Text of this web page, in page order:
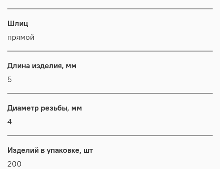
Шлиц
прямой
Длина изделия, мм
5
Диаметр резьбы, мм
4
Изделий в упаковке, шт
200